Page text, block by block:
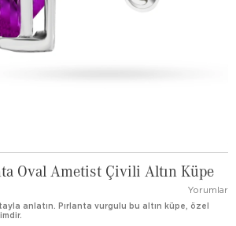
Oval Ametist Çivili Altın Küpe
Yorumlar
anlatın. Pırlanta vurgulu bu altın küpe, özel